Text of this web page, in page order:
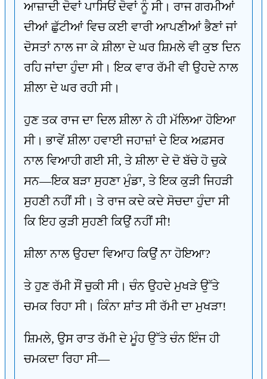
ਆਜ਼ਾਦੀ ਦੋਵਾਂ ਪਾਸਿਓਂ ਦੋਵਾਂ ਨੂੰ ਸੀ। ਰਾਜ ਗਰਮੀਆਂ
ਦੀਆਂ ਛੁੱਟੀਆਂ ਵਿਚ ਕਈ ਵਾਰੀ ਆਪਣੀਆਂ ਭੈਣਾਂ ਜਾਂ
ਦੋਸਤਾਂ ਨਾਲ ਜਾ ਕੇ ਸ਼ੀਲਾ ਦੇ ਘਰ ਸ਼ਿਮਲੇ ਵੀ ਕੁਝ ਦਿਨ
ਰਹਿ ਜਾਂਦਾ ਹੁੰਦਾ ਸੀ। ਇਕ ਵਾਰ ਰੱਮੀ ਵੀ ਉਹਦੇ ਨਾਲ
ਸ਼ੀਲਾ ਦੇ ਘਰ ਰਹੀ ਸੀ।
ਹੁਣ ਤਕ ਰਾਜ ਦਾ ਦਿਲ ਸ਼ੀਲਾ ਨੇ ਹੀ ਮੱਲਿਆ ਹੋਇਆ
ਸੀ। ਭਾਵੇਂ ਸ਼ੀਲਾ ਹਵਾਈ ਜਹਾਜ਼ਾਂ ਦੇ ਇਕ ਅਫ਼ਸਰ
ਨਾਲ ਵਿਆਹੀ ਗਈ ਸੀ, ਤੇ ਸ਼ੀਲਾ ਦੇ ਦੋ ਬੱਚੇ ਹੋ ਚੁਕੇ
ਸਨ—ਇਕ ਬੜਾ ਸੁਹਣਾ ਮੁੰਡਾ, ਤੇ ਇਕ ਕੁੜੀ ਜਿਹੜੀ
ਸੁਹਣੀ ਨਹੀਂ ਸੀ। ਤੇ ਰਾਜ ਕਦੇ ਕਦੇ ਸੋਚਦਾ ਹੁੰਦਾ ਸੀ
ਕਿ ਇਹ ਕੁੜੀ ਸੁਹਣੀ ਕਿਉਂ ਨਹੀਂ ਸੀ!
ਸ਼ੀਲਾ ਨਾਲ ਉਹਦਾ ਵਿਆਹ ਕਿਉਂ ਨਾ ਹੋਇਆ?
ਤੇ ਹੁਣ ਰੱਮੀ ਸੌਂ ਚੁਕੀ ਸੀ। ਚੰਨ ਉਹਦੇ ਮੁਖੜੇ ਉੱਤੇ
ਚਮਕ ਰਿਹਾ ਸੀ। ਕਿੰਨਾ ਸ਼ਾਂਤ ਸੀ ਰੱਮੀ ਦਾ ਮੁਖੜਾ!
ਸ਼ਿਮਲੇ, ਉਸ ਰਾਤ ਰੱਮੀ ਦੇ ਮੂੰਹ ਉੱਤੇ ਚੰਨ ਇੰਜ ਹੀ
ਚਮਕਦਾ ਰਿਹਾ ਸੀ—